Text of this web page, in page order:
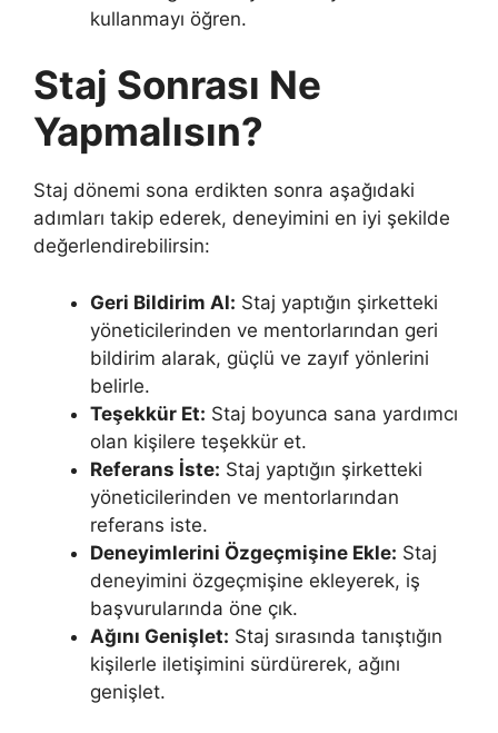
kullanmayı öğren.
Staj Sonrası Ne
Yapmalısın?
Staj dönemi sona erdikten sonra aşağıdaki
adımları takip ederek, deneyimini en iyi şekilde
değerlendirebilirsin:
Geri Bildirim Al: Staj yaptığın şirketteki
yöneticilerinden ve mentorlarından geri
bildirim alarak, güçlü ve zayıf yönlerini
belirle.
Teşekkür Et: Staj boyunca sana yardımcı
olan kişilere teşekkür et.
Referans İste: Staj yaptığın şirketteki
yöneticilerinden ve mentorlarından
referans iste.
Deneyimlerini Özgeçmişine Ekle: Staj
deneyimini özgeçmişine ekleyerek, iş
başvurularında öne çık.
Ağını Genişlet: Staj sırasında tanıştığın
kişilerle iletişimini sürdürerek, ağını
genişlet.